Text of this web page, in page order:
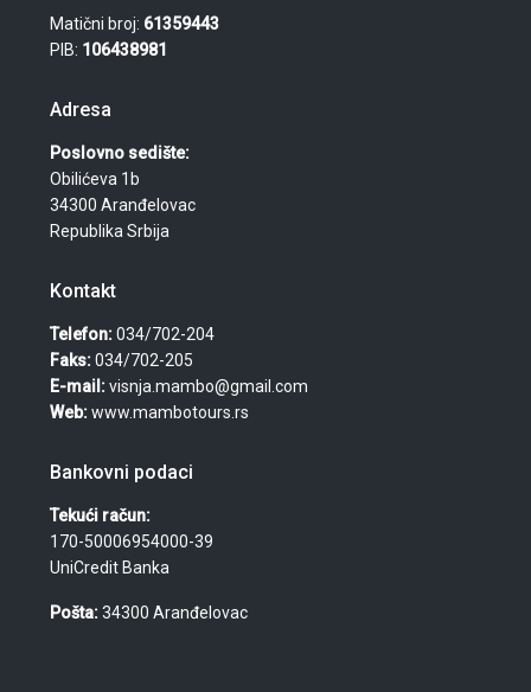
Matični broj: 61359443
PIB: 106438981
Adresa
Poslovno sedište:
Obilićeva 1b
34300 Aranđelovac
Republika Srbija
Kontakt
Telefon:034/702-204
Faks:034/702-205
E-mail:visnja.mambo@gmail.com
Web:www.mambotours.rs
Bankovni podaci
Tekući račun:
170-50006954000-39
UniCredit Banka
Pošta:34300 Aranđelovac